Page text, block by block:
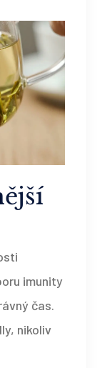
imunity
čas.
nikoliv